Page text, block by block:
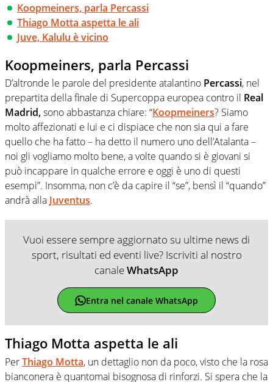
Koopmeiners, parla Percassi
Thiago Motta aspetta le ali
Juve, Kalulu è vicino
Koopmeiners, parla Percassi
D’altronde le parole del presidente atalantino Percassi, nel
prepartita della finale di Supercoppa europea contro il Real
Madrid,sono abbastanza chiare: “Koopmeiners? Siamo
molto affezionati e lui e ci dispiace che non sia qui a fare
quello che ha fatto – ha detto il numero uno dell’Atalanta –
noi gli vogliamo molto bene, a volte quando si è giovani si
può incappare in qualche errore e oggi è uno di questi
esempi”. Insomma, non c’è da capire il “se”, bensì il “quando”
andrà alla Juventus.
Vuoi essere sempre aggiornato su ultime news di
sport, risultati ed eventi live? Iscriviti al nostro
canaleWhatsApp
Entra nel canale WhatsApp
Thiago Motta aspetta le ali
PerThiago Motta, un dettaglio non da poco, visto che la rosa
bianconera è quantomai bisognosa di rinforzi. Si spera che la